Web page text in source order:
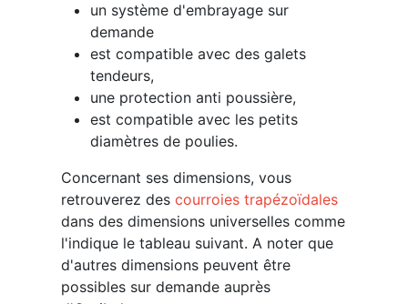
un système d'embrayage sur
demande
est compatible avec des galets
tendeurs,
une protection anti poussière,
est compatible avec les petits
diamètres de poulies.
Concernant ses dimensions, vous
retrouverez descourroies trapézoïdales
dans des dimensions universelles comme
l'indique le tableau suivant. A noter que
d'autres dimensions peuvent être
possibles sur demande auprès